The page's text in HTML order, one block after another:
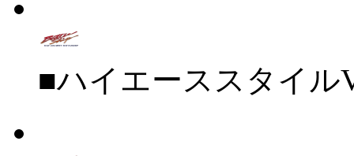
■ハイエーススタイル